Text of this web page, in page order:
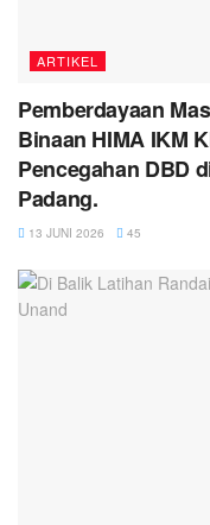
ARTIKEL
Pemberdayaan
Binaan HIMA IKM
Pencegahan DBD
Padang.
13 JUNI 2026 45